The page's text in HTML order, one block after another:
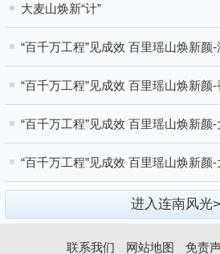
大麦山焕新“计”
“百千万工程”见成效 百里瑶山焕新颜
“百千万工程”见成效 百里瑶山焕新颜
“百千万工程”见成效 百里瑶山焕新颜
“百千万工程”见成效 百里瑶山焕新颜
进入连南风光
联系我们 网站地图 免责